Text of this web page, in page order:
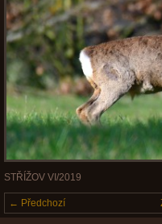
STŘÍŽOV VI/2019
← Předchozí